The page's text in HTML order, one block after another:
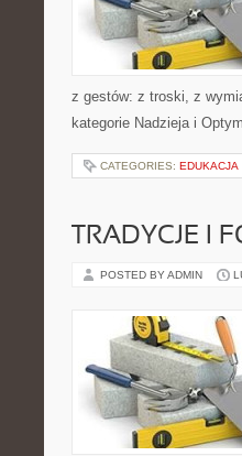
z gestów: z troski, z
kategorie Nadzieja i
CATEGORIES: EDUKACJA
TRADYCJE I
POSTED BY ADMIN